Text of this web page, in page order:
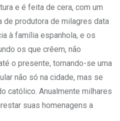
e é feita de cera, com um
de produtora de milagres data
à família espanhola, e os
os que crêem, não
o presente, tornando-se uma
não só na cidade, mas se
católico. Anualmente milhares
suas homenagens a